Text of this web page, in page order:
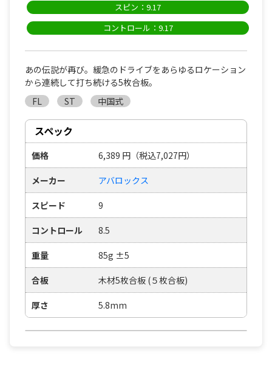
スピン：9.17
コントロール：9.17
あの伝説が再び。緩急のドライブをあらゆるロケーション
から連続して打ち続ける5枚合板。
FL
ST 中国式
スペック
価格 6,389 円 （税込7,027円）
メーカー アバロックス
スピード 9
コントロール 8.5
重量 85g ±5
合板 木材5枚合板 (５枚合板)
厚さ 5.8mm